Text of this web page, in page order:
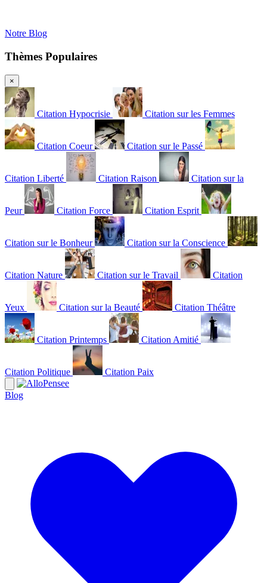
Notre Blog
Thèmes Populaires
×
Citation Hypocrisie Citation sur les Femmes
Citation Coeur Citation sur le Passé
Citation Liberté Citation Raison Citation sur la
Peur Citation Force Citation Esprit
Citation sur le Bonheur Citation sur la Conscience
Citation Nature Citation sur le Travail Citation
Yeux Citation sur la Beauté Citation Théâtre
Citation Printemps Citation Amitié
Citation Politique Citation Paix
Blog